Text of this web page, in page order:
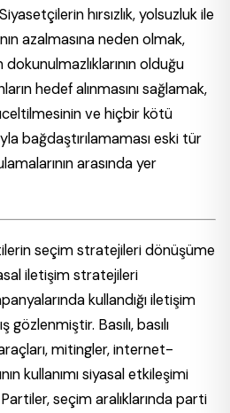
hırsızlık, yolsuzluk ile
azalmasına neden olmak,
olduğu
hedef alınmasını sağlamak,
ve hiçbir kötü
bağdaştırılamaması eski tür
arasında yer
seçim stratejileri dönüşüme
iletişim stratejileri
kullandığı iletişim
Basılı, basılı
mitingler, internet-
kullanımı siyasal etkileşimi
seçim aralıklarında parti